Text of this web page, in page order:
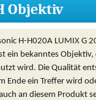
Objektiv
H-H020A LUMIX G
ein bekanntes Objektiv,
wird. Die Qualität
Ende ein Treffer wird
an diesem Produkt